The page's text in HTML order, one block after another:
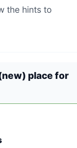
the hints to
place for